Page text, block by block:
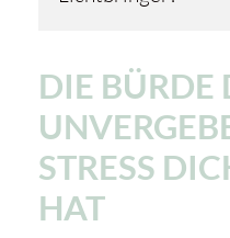
DIE BÜRDE
STRESS
HAT